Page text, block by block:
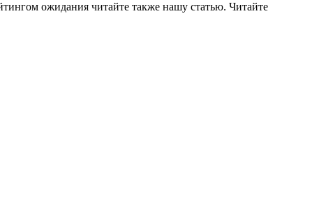
ожидания читайте также нашу статью. Читайте